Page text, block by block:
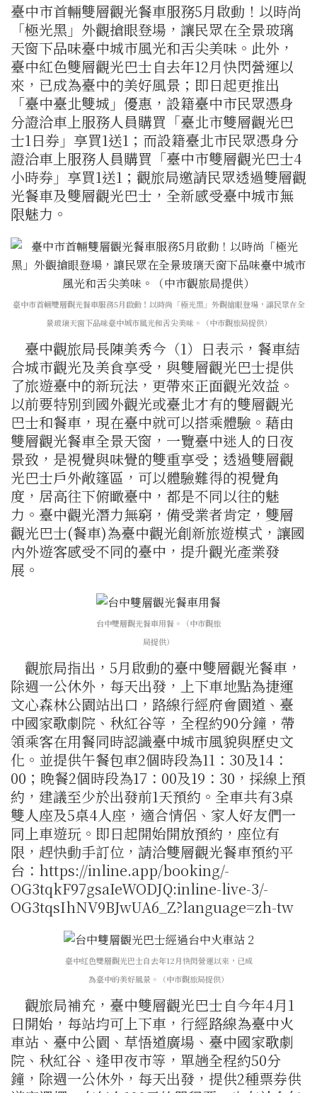
臺中市首輛雙層觀光餐車服務5月啟動！以時尚
「極光黑」外觀搶眼登場，讓民眾在全景玻璃
天窗下品味臺中城市風光和舌尖美味。此外，
臺中紅色雙層觀光巴士自去年12月快閃營運以
來，已成為臺中的美好風景；即日起更推出
「臺中臺北雙城」優惠，設籍臺中市民眾憑身
分證洽車上服務人員購買「臺北市雙層觀光巴
士1日券」享買1送1；而設籍臺北市民眾憑身分
證洽車上服務人員購買「臺中市雙層觀光巴士4
小時券」享買1送1；觀旅局邀請民眾透過雙層觀
光餐車及雙層觀光巴士，全新感受臺中城市無
限魅力。
臺中市首輛雙層觀光餐車服務5月啟動！以時尚「極光黑」外觀搶眼登場，讓民眾在全
景玻璃天窗下品味臺中城市風光和舌尖美味。（中市觀旅局提供）
臺中觀旅局長陳美秀今（1）日表示，餐車結
合城市觀光及美食享受，與雙層觀光巴士提供
了旅遊臺中的新玩法，更帶來正面觀光效益。
以前要特別到國外觀光或臺北才有的雙層觀光
巴士和餐車，現在臺中就可以搭乘體驗。藉由
雙層觀光餐車全景天窗，一覽臺中迷人的日夜
景致，是視覺與味覺的雙重享受；透過雙層觀
光巴士戶外敞篷區，可以體驗難得的視覺角
度，居高往下俯瞰臺中，都是不同以往的魅
力。臺中觀光潛力無窮，備受業者肯定，雙層
觀光巴士(餐車)為臺中觀光創新旅遊模式，讓國
內外遊客感受不同的臺中，提升觀光產業發
展。
台中雙層觀光餐車用餐。（中市觀旅
局提供）
觀旅局指出，5月啟動的臺中雙層觀光餐車，
除週一公休外，每天出發，上下車地點為捷運
文心森林公園站出口，路線行經府會園道、臺
中國家歌劇院、秋紅谷等，全程約90分鐘，帶
領乘客在用餐同時認識臺中城市風貌與歷史文
化。並提供午餐包車2個時段為11：30及14：
00；晚餐2個時段為17：00及19：30，採線上預
約，建議至少於出發前1天預約。全車共有3桌
雙人座及5桌4人座，適合情侶、家人好友們一
同上車遊玩。即日起開始開放預約，座位有
限，趕快動手訂位，請洽雙層觀光餐車預約平
台：https://inline.app/booking/-
OG3tqkF97gsaIeWODJQ:inline-live-3/-
OG3tqsIhNV9BJwUA6_Z?language=zh-tw
臺中紅色雙層觀光巴士自去年12月快閃營運以來，已成
為臺中的美好風景。（中市觀旅局提供）
觀旅局補充，臺中雙層觀光巴士自今年4月1
日開始，每站均可上下車，行經路線為臺中火
車站、臺中公園、草悟道廣場、臺中國家歌劇
院、秋紅谷、逢甲夜市等，單趟全程約50分
鐘，除週一公休外，每天出發，提供2種票券供